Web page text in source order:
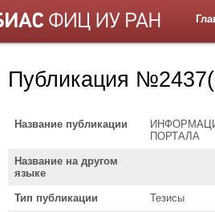
Публикация
Название публикации
ПОРТАЛА
Название на другом
языке
Тип публикации Тезисы